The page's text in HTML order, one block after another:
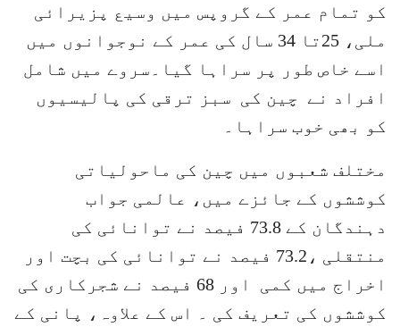
کو تمام عمر کے گروپس میں وسیع پزیرائی
ملی، 25تا 34 سال کی عمر کے نوجوانوں میں
اسے خاص طور پر سراہا گیا۔سروے میں شامل
افراد نے چین کی سبز ترقی کی پالیسیوں
کو بھی خوب سراہا۔
مختلف شعبوں میں چین کی ماحولیاتی
کوششوں کے جائزے میں، عالمی جواب
دہندگان کے 73.8 فیصد نے توانائی کی
منتقلی ،73.2 فیصد نے توانائی کی بچت اور
اخراج میں کمی اور 68 فیصد نے شجرکاری کی
کوششوں کی تعریف کی ۔ اس کے علاوہ، پانی کے